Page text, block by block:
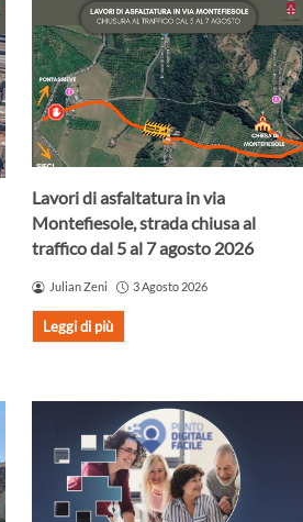
Lavori di asfaltatura in via
Montefiesole, strada chiusa al
traffico dal 5 al 7 agosto 2026
Julian Zeni 3 Agosto 2026
Leggi di più